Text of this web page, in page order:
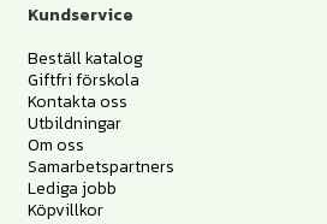
Kundservice
Beställ katalog
Giftfri förskola
Kontakta oss
Utbildningar
Om oss
Samarbetspartners
Lediga jobb
Köpvillkor